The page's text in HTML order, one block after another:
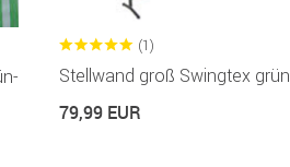
(1)
Stellwand groß Swingtex grün
79,99 EUR